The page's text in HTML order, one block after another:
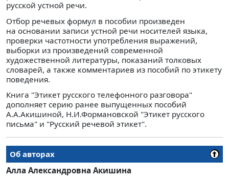
русской устной речи.
Отбор речевых формул в пособии произведен
на основании записи устной речи носителей языка,
проверки частотности употребления выражений,
выборки из произведений современной
художественной литературы, показаний толковых
словарей, а также комментариев из пособий по этикету
поведения.
Книга "Этикет русского телефонного разговора"
дополняет серию ранее выпущенных пособий
А.А.Акишиной, Н.И.Формановской "Этикет русского
письма" и "Русский речевой этикет".
Об авторах
Алла Александровна Акишина